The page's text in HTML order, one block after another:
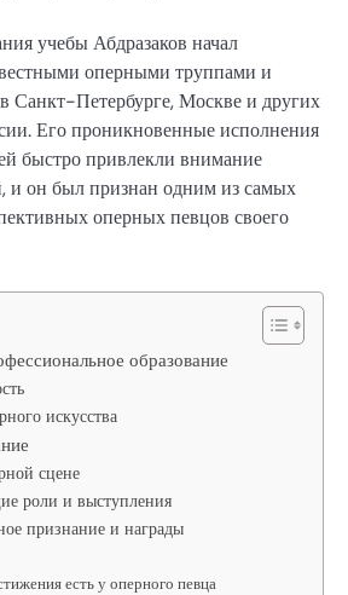
учебы Абдразаков начал
оперными труппами и
Санкт-Петербурге, Москве и других
Его проникновенные исполнения
быстро привлекли внимание
и он был признан одним из самых
оперных певцов своего
образование
искусства
сцене
роли и выступления
признание и награды
есть у оперного певца